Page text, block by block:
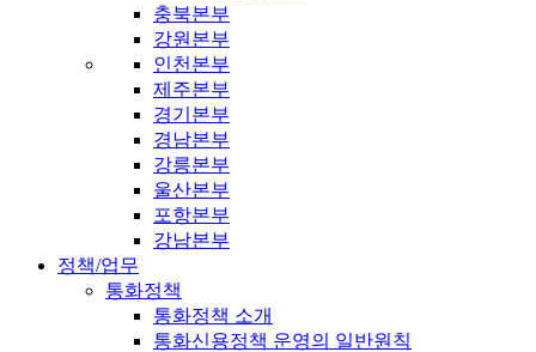
충북본부
강원본부
인천본부
제주본부
경기본부
경남본부
강릉본부
울산본부
포항본부
강남본부
정책/업무
통화정책
통화정책 소개
통화신용정책 운영의 일반원칙